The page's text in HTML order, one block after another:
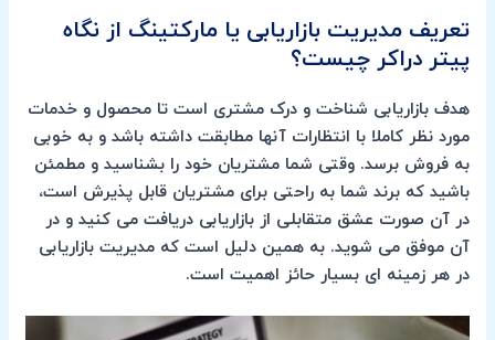
تعریف مدیریت بازاریابی یا مارکتینگ از نگاه
پیتر دراکر چیست؟
هدف بازاریابی شناخت و درک مشتری است تا محصول و خدمات
مورد نظر کاملا با انتظارات آنها مطابقت داشته باشد و به خوبی
به فروش برسد. وقتی شما مشتریان خود را بشناسید و مطمئن
باشید که برند شما به راحتی برای مشتریان قابل پذیرش است،
در آن صورت عشق متقابلی از بازاریابی دریافت می کنید و در
آن موفق می شوید. به همین دلیل است که مدیریت بازاریابی
در هر زمینه ای بسیار حائز اهمیت است.